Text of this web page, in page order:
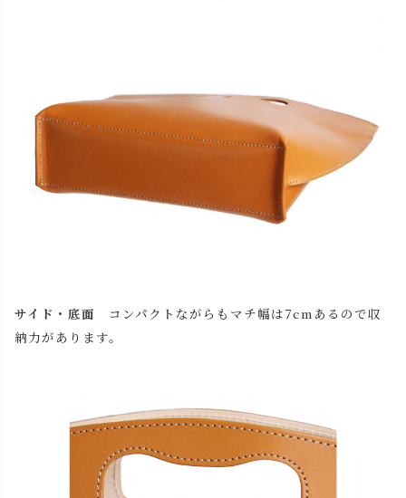
サイド・底面 コンパクトながらもマチ幅は7cmあるので収
納力があります。